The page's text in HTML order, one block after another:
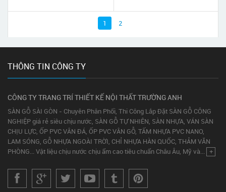
CÔNG QUẬN 6
CÔNG QUẬN 5
1 2
THÔNG TIN CÔNG TY
CÔNG TY TRANG TRÍ THIẾT KẾ NỘI THẤT TRƯỜNG ANH
SÀN GỖ SÀI GÒN - Chuyên Phân Phối, Thi Công Lắp Đặt SÀN GỖ CÔNG
NGHIỆP giá rẻ siêu chịu nước, SÀN GỖ TỰ NHIÊN, SÀN NHỰA, VÁN SÀN
CHỊU LỰC, ỐP PVC VÂN ĐÁ, ỐP PVC VÂN GỖ, TẤM NHỰA PVC NANO,
LAM SÓNG, GỖ NHỰA NGOÀI TRỜI, CHỈ NHỰA HÀN QUỐC, THẢM VĂN
PHÒNG... Vật liệu chịu nước chịu ẩm cao tiêu chuẩn Châu Âu, Mỹ và... +